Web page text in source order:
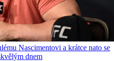
Nascimentovi a krátce nato se
dnem